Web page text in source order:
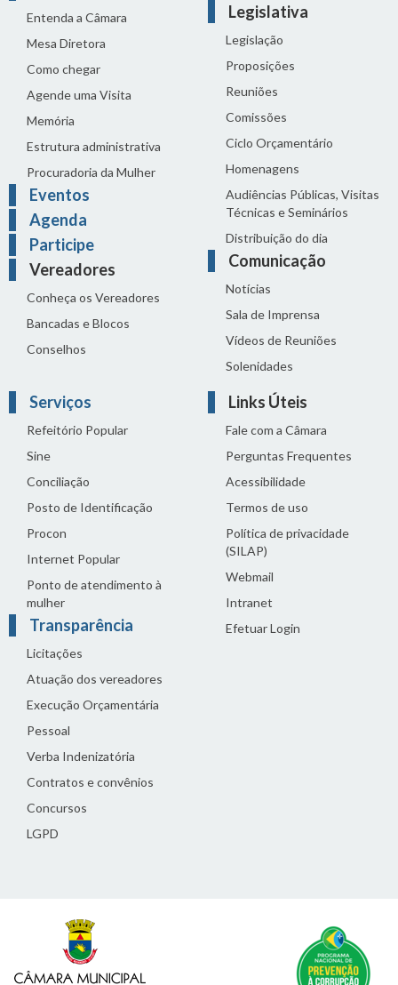
Entenda a Câmara
Mesa Diretora
Como chegar
Agende uma Visita
Memória
Estrutura administrativa
Procuradoria da Mulher
Eventos
Agenda
Participe
Vereadores
Conheça os Vereadores
Bancadas e Blocos
Conselhos
Legislativa
Legislação
Proposições
Reuniões
Comissões
Ciclo Orçamentário
Homenagens
Audiências Públicas, Visitas
Técnicas e Seminários
Distribuição do dia
Comunicação
Notícias
Sala de Imprensa
Vídeos de Reuniões
Solenidades
Serviços
Refeitório Popular
Sine
Conciliação
Posto de Identificação
Procon
Internet Popular
Ponto de atendimento à
mulher
Transparência
Licitações
Atuação dos vereadores
Execução Orçamentária
Pessoal
Verba Indenizatória
Contratos e convênios
Concursos
LGPD
Links Úteis
Fale com a Câmara
Perguntas Frequentes
Acessibilidade
Termos de uso
Política de privacidade
(SILAP)
Webmail
Intranet
Efetuar Login